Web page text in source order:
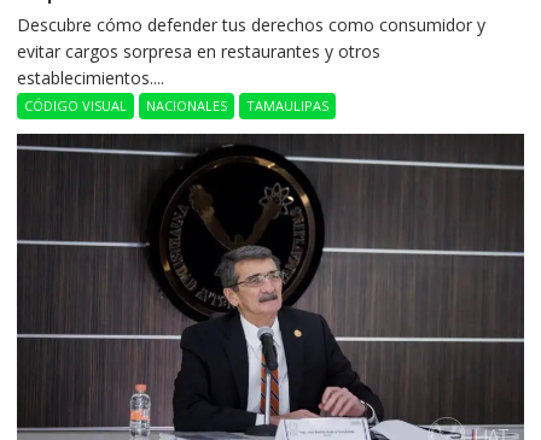
Descubre cómo defender tus derechos como consumidor y
evitar cargos sorpresa en restaurantes y otros
establecimientos....
CÓDIGO VISUAL NACIONALES TAMAULIPAS